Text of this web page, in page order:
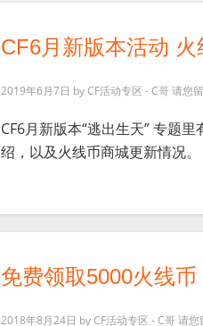
CF6月新版本活动 火
2019年6月7日 byCF活动专区 - C哥请您
CF6月新版本“逃出生天” 专题里
绍，以及火线币商城更新情况
免费领取5000火线
2018年8月24日 byCF活动专区 - C哥请您